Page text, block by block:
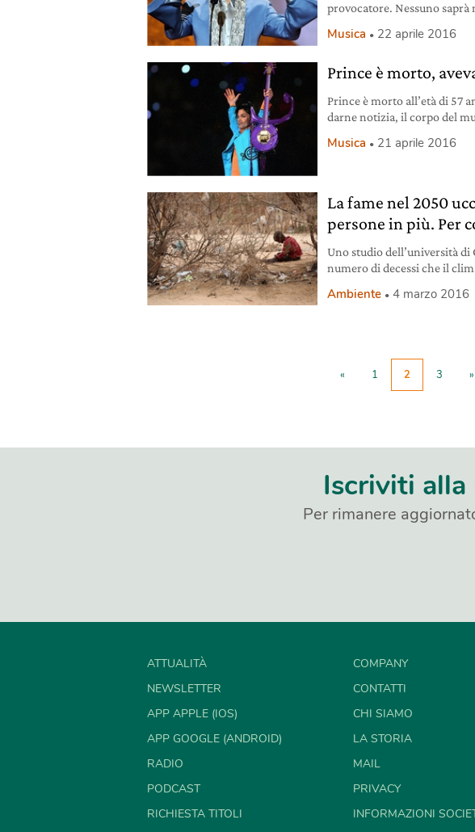
provocatore. Nessuno saprà
Rogers Nelson, trovato
Prince era un grandissimo
Musica 22 aprile 2016
Prince è morto,
Prince è morto all’età di 57
darne notizia, il corpo del
Chanhassen, nello stato
Musica 21 aprile 2016
La fame nel 2050
persone in più. Per
Uno studio dell’università
numero di decessi che il
Ambiente 4 marzo 2016
« 1 2 3 »
Iscriviti
Per rimanere
ATTUALITÀ
NEWSLETTER
APP APPLE (IOS)
APP GOOGLE (ANDROID)
RADIO
PODCAST
RICHIESTA TITOLI
COMPANY
CONTATTI
CHI SIAMO
LA STORIA
MAIL
PRIVACY
INFORMAZIONI